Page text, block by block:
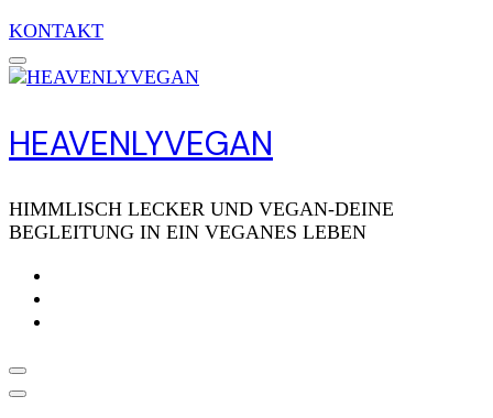
KONTAKT
HEAVENLYVEGAN
HIMMLISCH LECKER UND VEGAN-DEINE
BEGLEITUNG IN EIN VEGANES LEBEN